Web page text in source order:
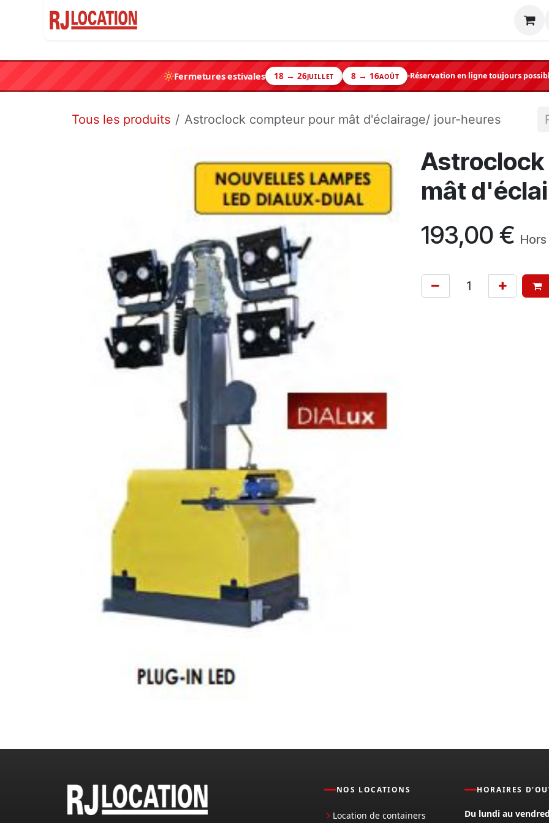
Fermetures estivales 18 → 26JUILLET 8 → 16AOÛT Réservation en ligne toujours
Tous les produits Astroclock compteur pour mât d'éclairage/ jour-heures
mât
193,00 €
NOS LOCATIONS
Location de containers
HORAIRES
Du lundi au